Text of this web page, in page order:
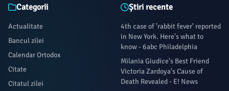
Categorii
Actualitate
Bancul zilei
Calendar Ortodox
Citate
Citatul zilei
Știri recente
4th case of 'rabbit fever' reported
in New York. Here's what to
know - 6abc Philadelphia
Milania Giudice's Best Friend
Victoria Zardoya's Cause of
Death Revealed - E! News